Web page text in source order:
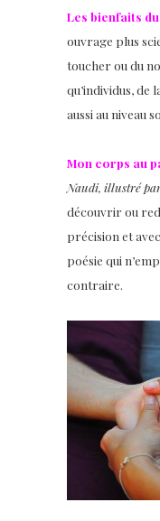
Les bienfaits
ouvrage plus
toucher ou du
qu’individus, de
aussi au niveau
Mon corps au
Naudi, illustré
découvrir ou
précision et
poésie qui
contraire.